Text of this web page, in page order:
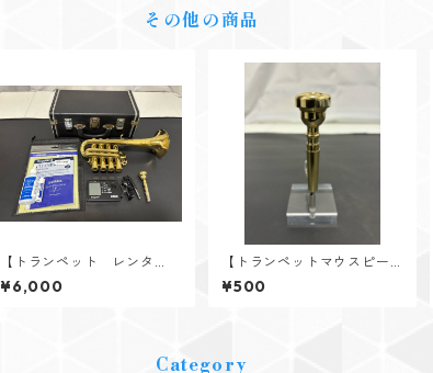
その他の商品
【トランペット レンタ
ル】Antoine Courtois（ク
ルトワ） ピッコロトラン
¥6,000
【トランペットマウスピー
ス レンタル】V.Bach（バ
ック） 7C GP ラージレタ
¥500
Category